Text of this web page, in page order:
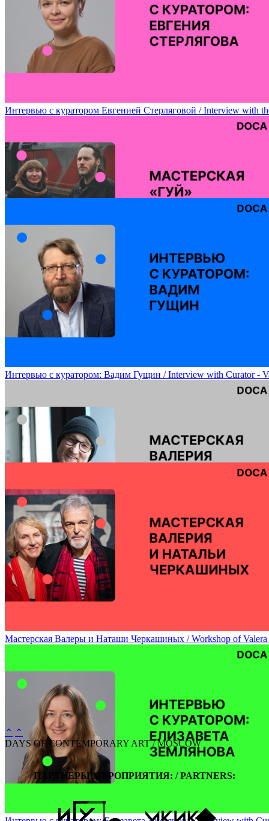
Лаборатория творческого эксперимента Марии Алигожиной /
Интервью с куратором Евгенией Стерляговой / Interview with
Мастерская Егора Ефремова и Марии Плаксиной
Интервью с куратором: Вадим Гущин / Interview with Curator -
Мастерская Валерия Чтака / Workshop of Valery Chtak
Мастерская Валеры и Наташи Черкашиных / Workshop of Valera
⌃ ⌃
DAYS OF CONTEMPORARY ART / MOSCOW
ПАРТНЕРЫ МЕРОПРИЯТИЯ: / PARTNERS: